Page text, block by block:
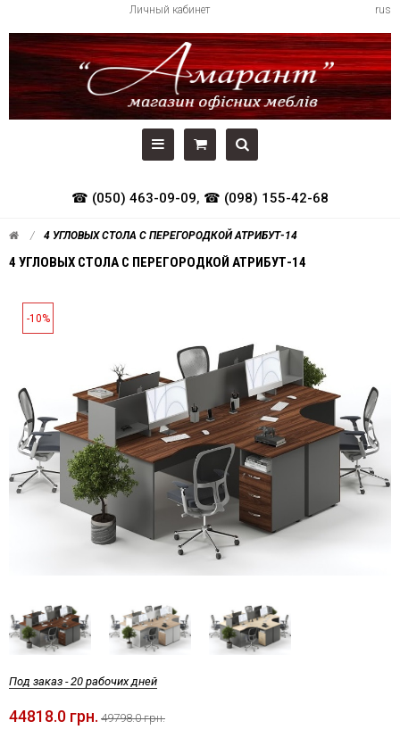
rus
Личный кабинет
☎ (050) 463-09-09, ☎ (098) 155-42-68
4 УГЛОВЫХ СТОЛА С ПЕРЕГОРОДКОЙ АТРИБУТ-14
4 УГЛОВЫХ СТОЛА С ПЕРЕГОРОДКОЙ АТРИБУТ-14
-10%
Под заказ - 20 рабочих дней
44818.0 грн. 49798.0 грн.